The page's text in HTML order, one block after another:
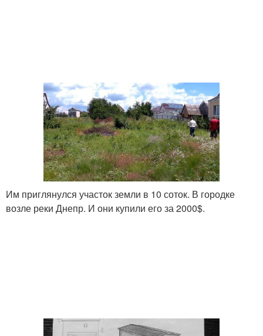
Им приглянулся участок земли в 10 соток. В городке
возле реки Днепр. И они купили его за 2000$.